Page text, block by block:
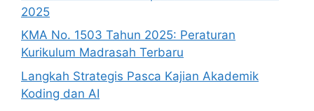
2025
KMA No. 1503 Tahun 2025: Peraturan
Kurikulum Madrasah Terbaru
Langkah Strategis Pasca Kajian Akademik
Koding dan AI